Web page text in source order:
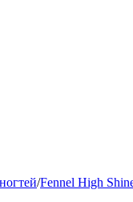
/Fennel High